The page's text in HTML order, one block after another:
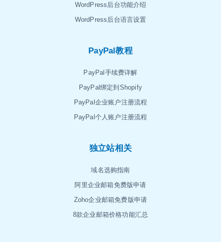
WordPress后台功能介绍
WordPress后台语言设置
PayPal教程
PayPal手续费详解
PayPal绑定到Shopify
PayPal企业账户注册流程
PayPal个人账户注册流程
独立站相关
域名选购指南
阿里企业邮箱免费版申请
Zoho企业邮箱免费版申请
8款企业邮箱价格功能汇总